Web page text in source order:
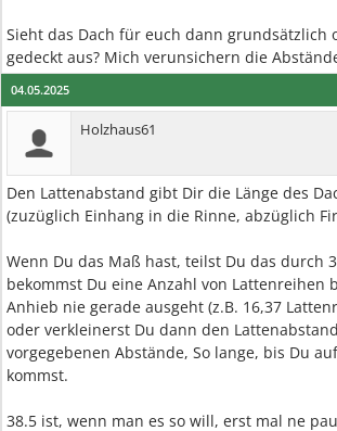
Sieht das Dach für euch dann grundsätzlich
gedeckt aus? Mich verunsichern die
04.05.2025
Holzhaus61
Den Lattenabstand gibt Dir die Länge des
(zuzüglich Einhang in die Rinne, abzüglich
Wenn Du das Maß hast, teilst Du das durch
bekommst Du eine Anzahl von Lattenreihen
Anhieb nie gerade ausgeht (z.B. 16,37
oder verkleinerst Du dann den
vorgegebenen Abstände, So lange, bis Du
kommst.
38.5 ist, wenn man es so will, erst mal ne